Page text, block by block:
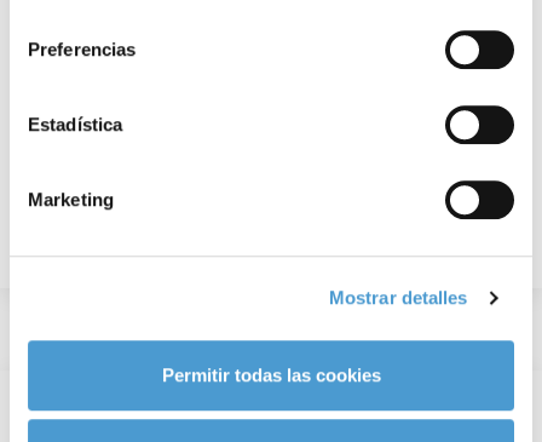
Preferencias
Estadística
Marketing
Mostrar detalles
Permitir todas las cookies